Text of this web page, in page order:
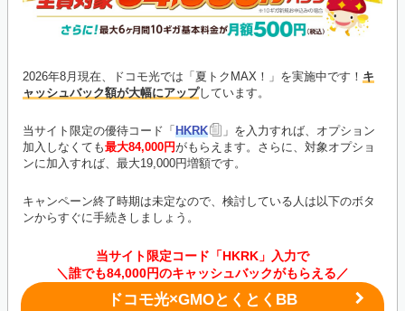
2026年8月現在、ドコモ光では「夏トクMAX！」を実施中です！ キ
ャッシュバック額が大幅にアップしています。
当サイト限定の優待コード「 HKRK
」を入力すれば、オプション
加入しなくても最大84,000円がもらえます。さらに、対象オプショ
ンに加入すれば、最大19,000円増額です。
キャンペーン終了時期は未定なので、検討している人は以下のボタ
ンからすぐに手続きしましょう。
当サイト限定コード「HKRK」入力で
＼誰でも84,000円のキャッシュバックがもらえる／
ドコモ光×GMOとくとくBB